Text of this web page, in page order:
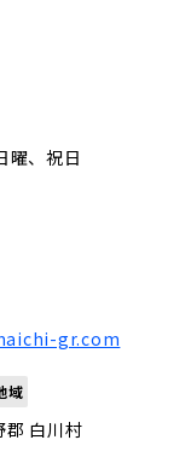
曜、祝日
gr.com
域
郡 白川村